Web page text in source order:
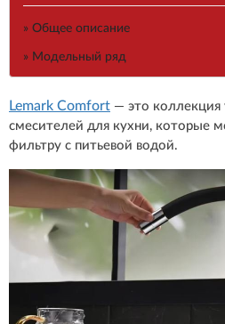
» Общее описание
» Модельный ряд
Lemark Comfort — это
смесителей для кухни, которые
фильтру с питьевой водой.